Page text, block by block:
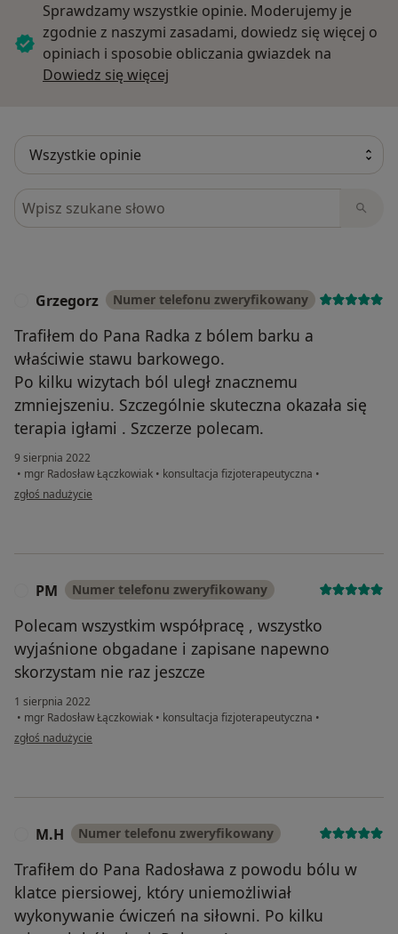
Sprawdzamy wszystkie opinie. Moderujemy je
zgodnie z naszymi zasadami, dowiedz się więcej o
opiniach i sposobie obliczania gwiazdek na
Dowiedz się więcej
Szukaj w opiniach
Grzegorz Numer telefonu zweryfikowany
Trafiłem do Pana Radka z bólem barku a
właściwie stawu barkowego.
Po kilku wizytach ból uległ znacznemu
zmniejszeniu. Szczególnie skuteczna okazała się
terapia igłami . Szczerze polecam.
9 sierpnia 2022
• mgr Radosław Łączkowiak • konsultacja fizjoterapeutyczna •
w opinii użytkownika Grzegorz
zgłoś nadużycie
PM Numer telefonu zweryfikowany
Polecam wszystkim współpracę , wszystko
wyjaśnione obgadane i zapisane napewno
skorzystam nie raz jeszcze
1 sierpnia 2022
• mgr Radosław Łączkowiak • konsultacja fizjoterapeutyczna •
w opinii użytkownika PM
zgłoś nadużycie
M.H Numer telefonu zweryfikowany
Trafiłem do Pana Radosława z powodu bólu w
klatce piersiowej, który uniemożliwiał
wykonywanie ćwiczeń na siłowni. Po kilku